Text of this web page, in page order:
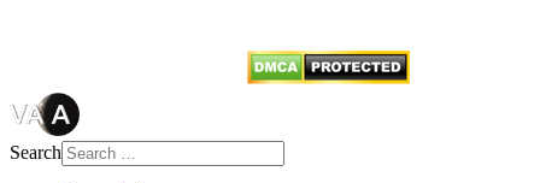
Search